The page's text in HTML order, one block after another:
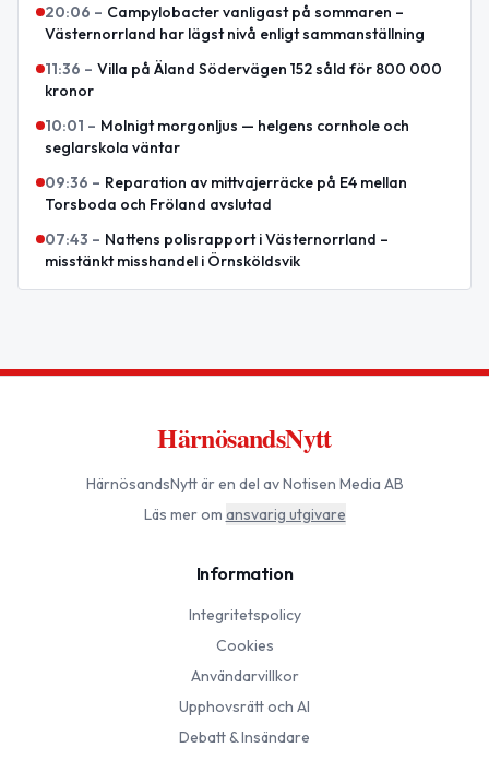
20:06 – Campylobacter vanligast på sommaren –
Västernorrland har lägst nivå enligt sammanställning
11:36 – Villa på Äland Södervägen 152 såld för 800 000
kronor
10:01 – Molnigt morgonljus — helgens cornhole och
seglarskola väntar
09:36 – Reparation av mittvajerräcke på E4 mellan
Torsboda och Fröland avslutad
07:43 – Nattens polisrapport i Västernorrland –
misstänkt misshandel i Örnsköldsvik
HärnösandsNytt
HärnösandsNyttär en del av Notisen Media AB
Läs mer om ansvarig utgivare
Information
Integritetspolicy
Cookies
Användarvillkor
Upphovsrätt och AI
Debatt & Insändare